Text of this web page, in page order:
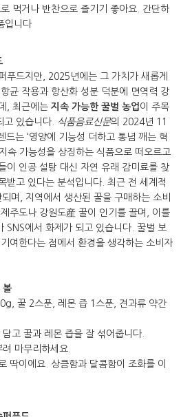
먹거나 반찬으로 즐기기 좋아요. 간단하
입니다
푸드지만, 2025년에는 그 가치가 새롭게
균 작용과 항산화 성분 덕분에 면역력 강
, 최근에는 지속 가능한 꿀벌 농업이 주목
고 있습니다.
식품음료신문의 2024년 11
는 ‘영양에 기능성 더하고 통념 깨는 혁
속 가능성을 상징하는 식품으로 떠오르고
이 인공 설탕 대신 자연 유래 감미료를 찾
받고 있다는 분석입니다. 최근 전 세계적
며, 지역에서 생산된 꿀을 구매하는 소비
주도나 강원도産 꿀이 인기를 끌며, 이를
SNS에서 화제가 되고 있습니다. 꿀벌 보
여한다는 점에서 환경을 생각하는 소비자
볼
꿀 2스푼, 레몬 즙 1스푼, 견과류 약간
고 꿀과 레몬 즙을 잘 섞어줍니다.
마무리하세요.
딱이에요. 상큼함과 달콤함이 조화를 이